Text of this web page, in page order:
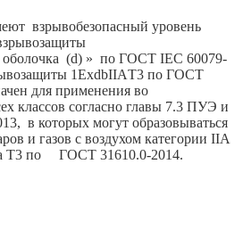
взрывобезопасный уровень
оболочка (d) » по ГОСТ IEC 60079-
1EхdbIIАT3 по ГОСТ
для применения во
классов согласно главы 7.3 ПУЭ и
в которых могут образовываться
и газов с воздухом категории IIА
Т3 по ГОСТ 31610.0-2014.